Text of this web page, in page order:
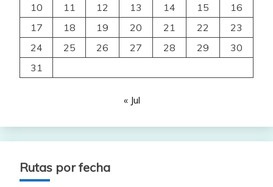
10
11 12 13 14 15
16
17
18 19 20 21 22
23
24
25 26 27 28 29
30
31
« Jul
Rutas por fecha